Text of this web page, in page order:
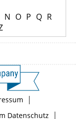
N O P Q R
|
Datenschutz |